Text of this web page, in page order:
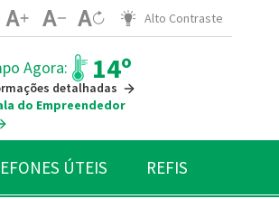
Alto Contraste
Agora: 14º
detalhadas
do Empreendedor
ÚTEIS REFIS